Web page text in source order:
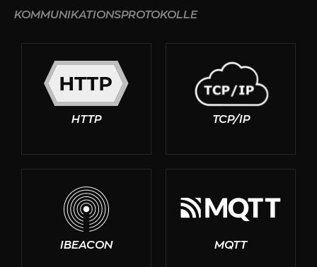
KOMMUNIKATIONSPROTOKOLLE
HTTP TCP/IP
IBEACON MQTT